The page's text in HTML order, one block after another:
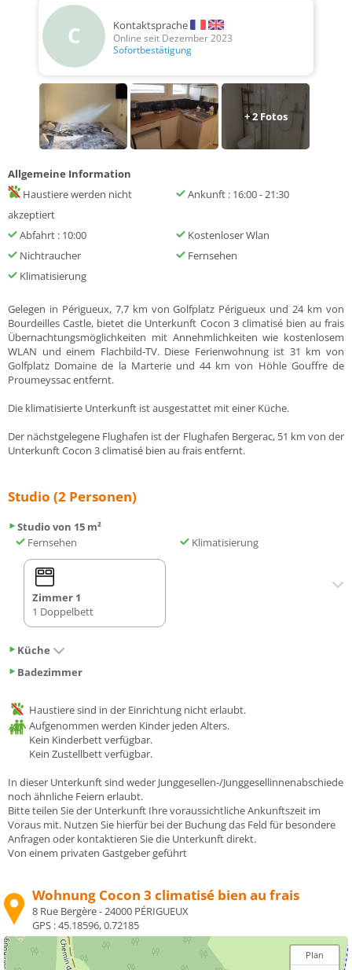
C Kontaktsprache
Online seit Dezember 2023
Sofortbestätigung
+2Fotos
Allgemeine Information
Haustiere werden nicht
akzeptiert
Ankunft : 16:00 - 21:30
Abfahrt : 10:00
Kostenloser Wlan
Nichtraucher
Fernsehen
Klimatisierung
Gelegen in Périgueux, 7,7 km von Golfplatz Périgueux und 24 km von
Bourdeilles Castle, bietet die Unterkunft Cocon 3 climatisé bien au frais
Übernachtungsmöglichkeiten mit Annehmlichkeiten wie kostenlosem
WLAN und einem Flachbild-TV. Diese Ferienwohnung ist 31 km von
Golfplatz Domaine de la Marterie und 44 km von Höhle Gouffre de
Proumeyssac entfernt.
Die klimatisierte Unterkunft ist ausgestattet mit einer Küche.
Der nächstgelegene Flughafen ist der Flughafen Bergerac, 51 km von der
Unterkunft Cocon 3 climatisé bien au frais entfernt.
Studio (2 Personen)
Studio von 15 m²
Fernsehen
Klimatisierung
Zimmer 1
1 Doppelbett
Küche
Badezimmer
Haustiere sind in der Einrichtung nicht erlaubt.
Aufgenommen werden Kinder jeden Alters.
Kein Kinderbett verfügbar.
Kein Zustellbett verfügbar.
In dieser Unterkunft sind weder Junggesellen-/Junggesellinnenabschiede
noch ähnliche Feiern erlaubt.
Bitte teilen Sie der Unterkunft Ihre voraussichtliche Ankunftszeit im
Voraus mit. Nutzen Sie hierfür bei der Buchung das Feld für besondere
Anfragen oder kontaktieren Sie die Unterkunft direkt.
Von einem privaten Gastgeber geführt
Wohnung Cocon 3 climatisé bien au frais
8 Rue Bergère - 24000 PÉRIGUEUX
GPS :45.18596, 0.72185
Plan